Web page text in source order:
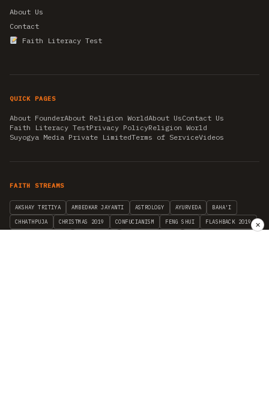
About Us
Contact
Faith Literacy Test
QUICK PAGES
About FounderAbout Religion WorldAbout UsContact Us
Faith Literacy TestPrivacy PolicyReligion World
Suyogya Media Private LimitedTerms of ServiceVideos
FAITH STREAMS
AKSHAY TRITIYA AMBEDKAR JAYANTI ASTROLOGY AYURVEDA BAHA'I
CHHATHPUJA CHRISTMAS 2019 CONFUCIANISM FENG SHUI FLASHBACK 2019 ✕